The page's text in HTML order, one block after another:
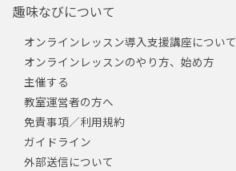
趣味なびについて
オンラインレッスン導入支援講座について
オンラインレッスンのやり方、始め方
主催する
教室運営者の方へ
免責事項／利用規約
ガイドライン
外部送信について